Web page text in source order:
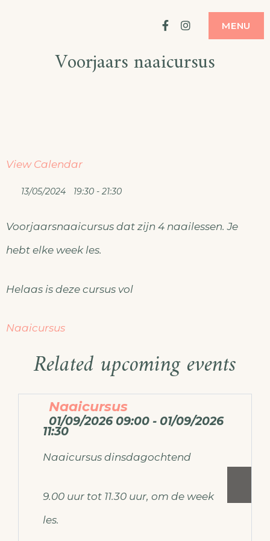
FacebookInstagram
MENU
Voorjaars naaicursus
View Calendar
13/05/2024 19:30 - 21:30
Voorjaarsnaaicursus dat zijn 4 naailessen. Je
hebt elke week les.
Helaas is deze cursus vol
Naaicursus
Related upcoming events
Naaicursus
01/09/2026 09:00 - 01/09/2026
11:30
Naaicursus dinsdagochtend
9.00 uur tot 11.30 uur, om de week
les.